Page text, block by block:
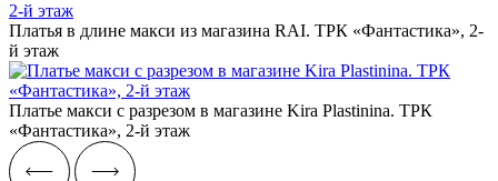
Платья в длине макси из магазина RAI. ТРК «Фантастика», 2-
й этаж
Платье макси с разрезом в магазине Kira Plastinina. ТРК
«Фантастика», 2-й этаж